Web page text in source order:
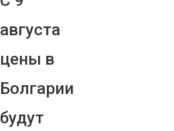
августа
цены в
Болгарии
будут